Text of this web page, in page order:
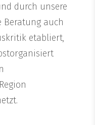
durch unsere
auch
etabliert,